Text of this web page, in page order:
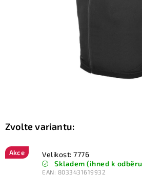
Akce
Velikost: 7776
Skladem (ihned k
EAN: 8033431619932